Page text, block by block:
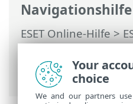
Navigationshilfe
ESET Online-Hilfe>
Prem>Installieren>
> Serverinstallation –
Your
choice
We and our partners